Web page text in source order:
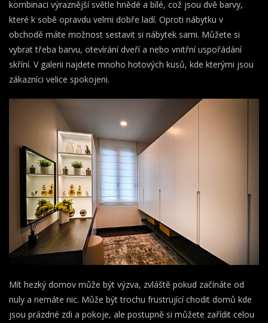
kombinaci výraznější světle hnědé a bílé, což jsou dvě barvy,
které k sobě opravdu velmi dobře ladí. Oproti nábytku v
obchodě máte možnost sestavit si nábytek sami. Můžete si
vybrat třeba barvu, otevírání dveří a nebo vnitřní uspořádání
skříní. V galerii najdete mnoho hotových kusů, kde kterými jsou
zákazníci velice spokojeni.
Mít hezký domov může být výzva, zvláště pokud začínáte od
nuly a nemáte nic. Může být trochu frustrující chodit domů kde
jsou prázdné zdi a pokoje, ale postupně si můžete zařídit celou